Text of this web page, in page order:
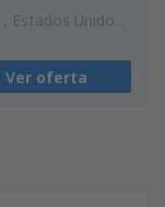
Estados Unidos da América
Ver oferta